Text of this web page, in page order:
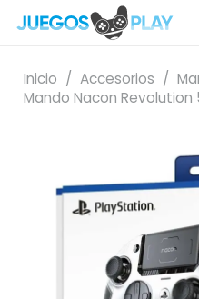
Inicio / Accesorios /
Mando Nacon